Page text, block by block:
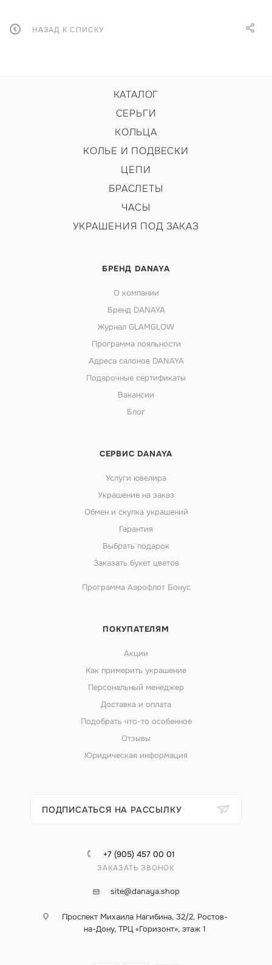
НАЗАД К СПИСКУ
КАТАЛОГ
СЕРЬГИ
КОЛЬЦА
КОЛЬЕ И ПОДВЕСКИ
ЦЕПИ
БРАСЛЕТЫ
ЧАСЫ
УКРАШЕНИЯ ПОД ЗАКАЗ
БРЕНД DANAYA
О компании
Бренд DANAYA
Журнал GLAMGLOW
Программа лояльности
Адреса салонов DANAYA
Подарочные сертификаты
Вакансии
Блог
СЕРВИС DANAYA
Услуги ювелира
Украшение на заказ
Обмен и скупка украшений
Гарантия
Выбрать подарок
Заказать букет цветов
Программа Аэрофлот Бонус
ПОКУПАТЕЛЯМ
Акции
Как примерить украшение
Персональный менеджер
Доставка и оплата
Подобрать что-то особенное
Отзывы
Юридическая информация
ПОДПИСАТЬСЯ НА РАССЫЛКУ
+7 (905) 457 00 01
ЗАКАЗАТЬ ЗВОНОК
site@danaya.shop
Проспект Михаила Нагибина, 32/2, Ростов-
на-Дону, ТРЦ «Горизонт», этаж 1